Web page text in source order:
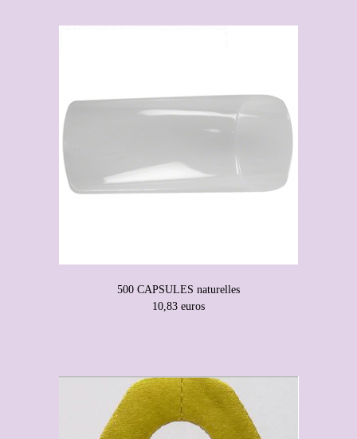
500 CAPSULES naturelles
10,83 euros